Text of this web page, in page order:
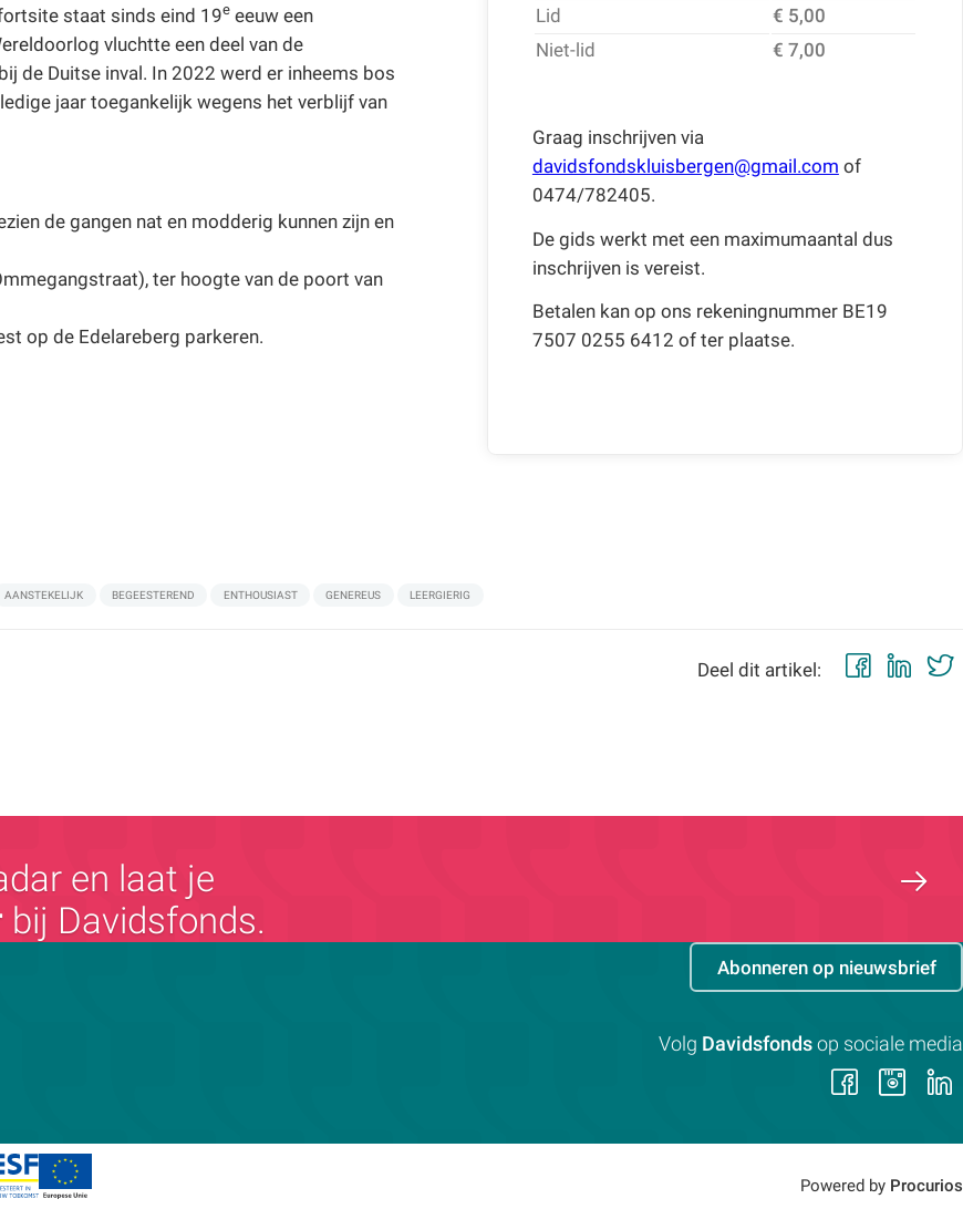
staat sinds eind 19e eeuw een
vluchtte een deel van de
de Duitse inval. In 2022 werd er inheems bos
jaar toegankelijk wegens het verblijf van
de gangen nat en modderig kunnen zijn en
ter hoogte van de poort van
op de Edelareberg parkeren.
Lid
€ 5,00
Niet-lid
€ 7,00
Graag inschrijven via
davidsfondskluisbergen@gmail.com of
0474/782405.
De gids werkt met een maximumaantal dus
inschrijven is vereist.
Betalen kan op ons rekeningnummer BE19
7507 0255 6412 of ter plaatse.
AANSTEKELIJK BEGEESTEREND ENTHOUSIAST GENEREUS LEERGIERIG
Deel dit artikel:
en laat je
bij Davidsfonds.
Abonneren op nieuwsbrief
Volg Davidsfonds op sociale media
Volg
op op
Powered by Procurios